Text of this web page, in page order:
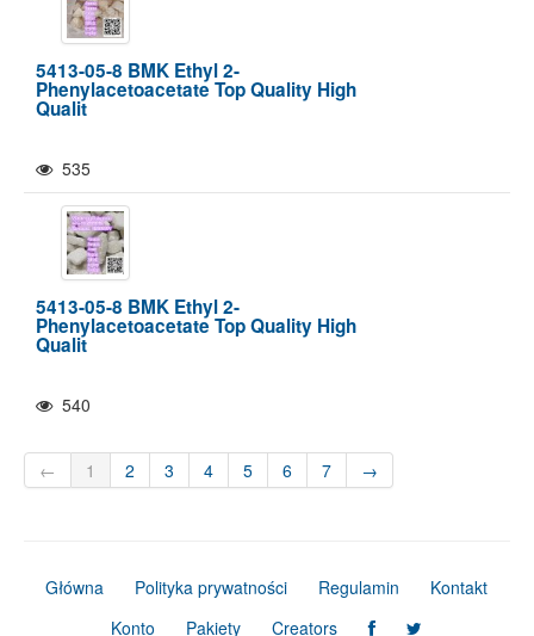
5413-05-8 BMK Ethyl 2-
Phenylacetoacetate Top Quality High
Qualit
535
5413-05-8 BMK Ethyl 2-
Phenylacetoacetate Top Quality High
Qualit
540
← 1 2 3 4 5 6 7 →
Główna Polityka prywatności Regulamin
Kontakt
Konto
Pakiety Creators